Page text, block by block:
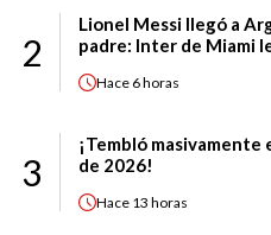
2
Lionel Messi llegó a
padre: Inter de Miami
Hace 6 horas
3
¡Tembló masivamente
de 2026!
Hace 13 horas